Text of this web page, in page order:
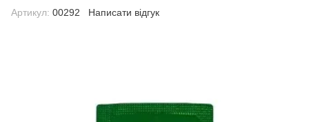
Артикул: 00292 Написати відгук